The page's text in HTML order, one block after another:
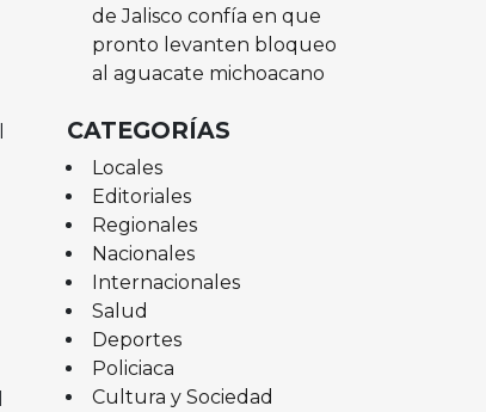
de Jalisco confía en que
pronto levanten bloqueo
al aguacate michoacano
CATEGORÍAS
Locales
Editoriales
Regionales
Nacionales
Internacionales
Salud
Deportes
Policiaca
Cultura y Sociedad